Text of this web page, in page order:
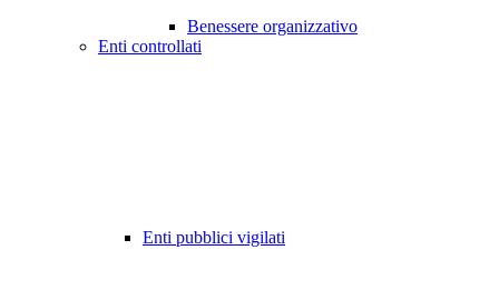
Benessere organizzativo
Enti controllati
Enti pubblici vigilati